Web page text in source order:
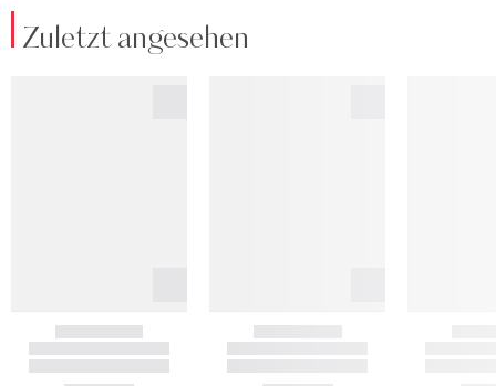
Zuletzt angesehen